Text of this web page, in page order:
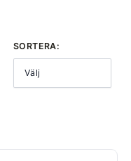
SORTERA:
Välj